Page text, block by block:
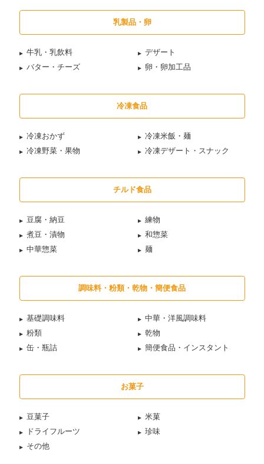
乳製品・卵
牛乳・乳飲料
デザート
バター・チーズ
卵・卵加工品
冷凍食品
冷凍おかず
冷凍米飯・麺
冷凍野菜・果物
冷凍デザート・スナック
チルド食品
豆腐・納豆
練物
煮豆・漬物
和惣菜
中華惣菜
麺
調味料・粉類・乾物・簡便食品
基礎調味料
中華・洋風調味料
粉類
乾物
缶・瓶詰
簡便食品・インスタント
お菓子
豆菓子
米菓
ドライフルーツ
珍味
その他